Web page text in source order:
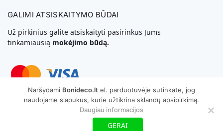
GALIMI ATSISKAITYMO BŪDAI
Už pirkinius galite atsiskaityti pasirinkus Jums
tinkamiausią mokėjimo būdą.
Svetainių Kūrimas
Copyright © 2026 MB „Bonideco“. Visos teisės saugomos
Naršydami Bonideco.lt el. parduotuvėje sutinkate, jog
naudojame slapukus, kurie užtikrina sklandų apsipirkimą.
Daugiau informacijos
GERAI